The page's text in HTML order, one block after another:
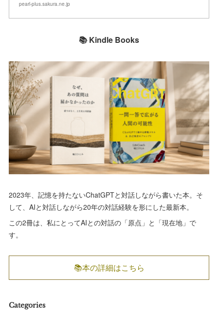
pearl-plus.sakura.ne.jp
📚 Kindle Books
2023年、記憶を持たないChatGPTと対話しながら書いた本。そ
して、AIと対話しながら20年の対話経験を形にした最新本。
この2冊は、私にとってAIとの対話の「原点」と「現在地」で
す。
📚本の詳細はこちら
Categories